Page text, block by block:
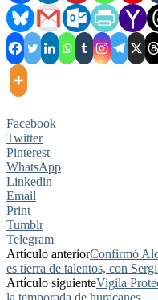
Facebook
Twitter
Pinterest
WhatsApp
Linkedin
Email
Print
Tumblr
Telegram
Artículo anteriorConfirmó
es tierra de talentos, con
Artículo siguienteVigila
la temporada de huracanes